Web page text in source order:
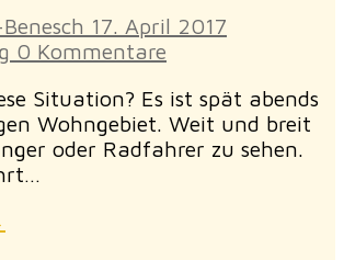
17. April 2017
0 Kommentare
Situation? Es ist spät abends
Wohngebiet. Weit und breit
oder Radfahrer zu sehen.